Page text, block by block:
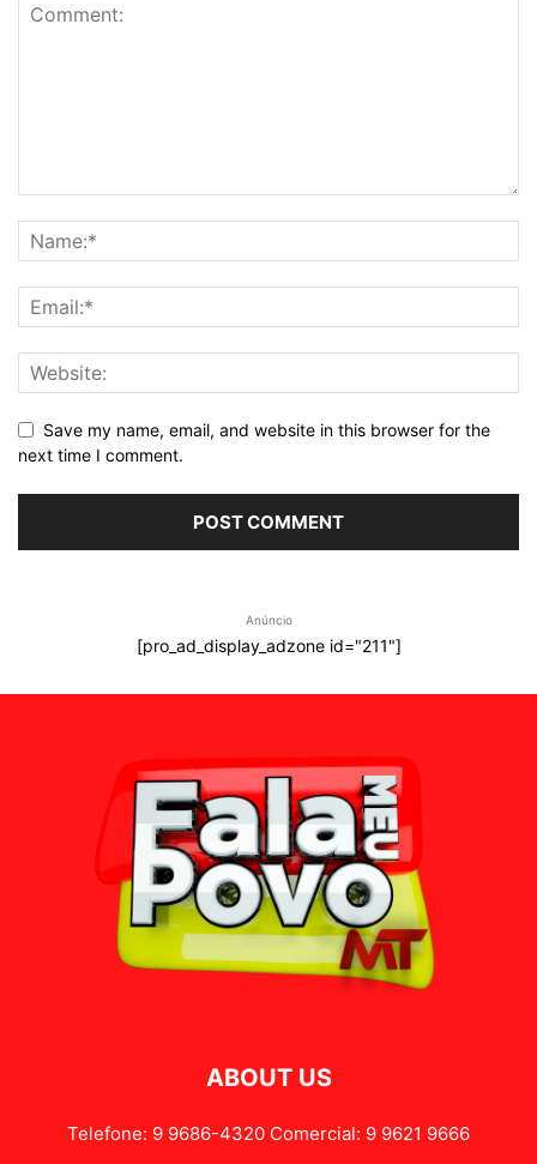
Save my name, email, and website in this browser for the
next time I comment.
Anúncio
[pro_ad_display_adzone id="211"]
ABOUT US
Telefone: 9 9686-4320 Comercial: 9 9621 9666